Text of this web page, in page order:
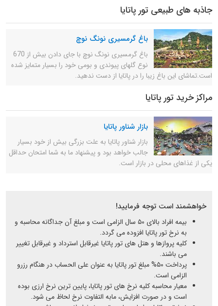
جاذبه های طبیعی تور پاتایا
باغ گرمسیری نونگ نوچ
باغ گرمسیری نونگ نوچ با جای دادن بیش از 670
نوع گلهای پیوندی و بومی خود را بسیار متمایز شده
است.تماشای این باغ زیبا را در پاتایا از دست ندهید.
مراکز خرید تور پاتایا
بازار شناور پاتایا
بازار شناور پاتایا به علت بزرگی بیش از خود بسیار
جالب خواهد بود و پیشنهاد ما به شما امتحان حداقل
یکی از غذاهای محلی در بازار است.
خواهشمند است توجه فرمایید!
بیمه افراد بالای ۵۰ سال الزامی است و مبلغ آن جداگانه محاسبه و
به نرخ تور پاتایا افزوده می گردد.
کلیه پروازها و هتل های تور پاتایا غیرقابل استرداد و غیرقابل تغییر
می باشند.
پرداخت ۵۰% مبلغ تور پاتایا به عنوان علی الحساب در هنگام رزرو
الزامی است.
معیار محاسبه کلیه نرخ های تور پاتایا، پایین ترین نرخ ارزی بوده
است و در صورت افزایش، مابه التفاوت نرخ لحاظ می شود.